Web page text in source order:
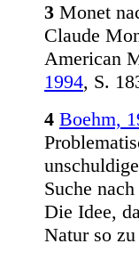
3 Monet
Claude
American
1994, S.
4 Boehm,
Suche
Die Idee,
Natur so